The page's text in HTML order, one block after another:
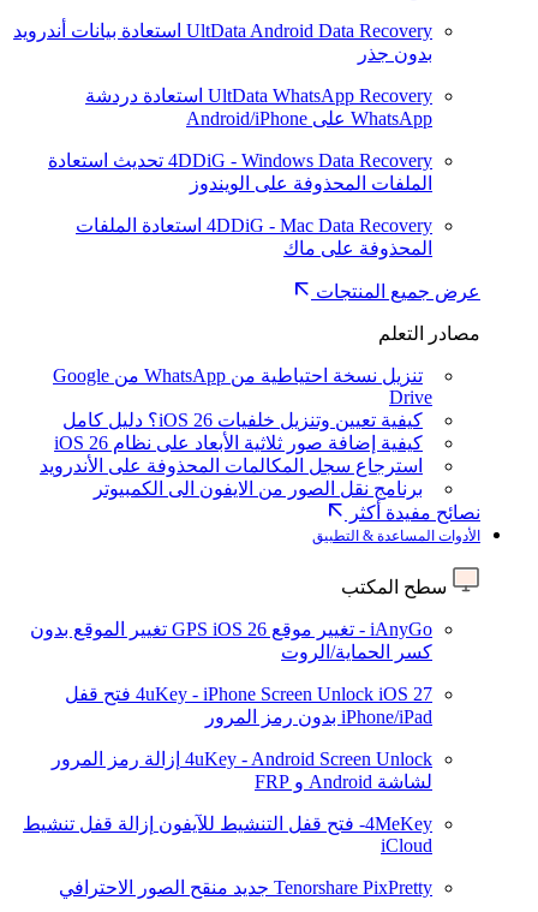
UltData Android Data Recovery استعادة بيانات أندرويد
بدون جذر
UltData WhatsApp Recovery استعادة دردشة
WhatsApp على Android/iPhone
4DDiG - Windows Data Recovery تحديث استعادة
الملفات المحذوفة على الويندوز
4DDiG - Mac Data Recovery استعادة الملفات
المحذوفة على ماك
عرض جميع المنتجات
مصادر التعلم
تنزيل نسخة احتياطية من WhatsApp من Google
Drive
كيفية تعيين وتنزيل خلفيات iOS 26؟ دليل كامل
كيفية إضافة صور ثلاثية الأبعاد على نظام iOS 26
استرجاع سجل المكالمات المحذوفة على الأندرويد
برنامج نقل الصور من الايفون الى الكمبيوتر
نصائح مفيدة أكثر
الأدوات المساعدة & التطبيق
سطح المكتب
iAnyGo - تغيير موقع GPS iOS 26
تغيير الموقع بدون
كسر الحماية/الروت
4uKey - iPhone Screen Unlock iOS 27
فتح قفل
iPhone/iPad بدون رمز المرور
4uKey - Android Screen Unlock إزالة رمز المرور
لشاشة Android و FRP
4MeKey- فتح قفل التنشيط للآيفون
إزالة قفل تنشيط
iCloud
Tenorshare PixPretty جديد منقح الصور الاحترافي